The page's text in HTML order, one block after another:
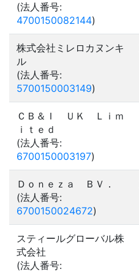
(法人番号:
4700150082144)
株式会社ミレロカヌンキ
ル
(法人番号:
5700150003149)
ＣＢ＆Ｉ ＵＫ Ｌｉｍ
ｉｔｅｄ
(法人番号:
6700150003197)
Ｄｏｎｅｚａ ＢＶ．
(法人番号:
6700150024672)
スティールグローバル株
式会社
(法人番号: